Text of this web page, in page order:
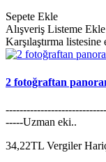
Sepete Ekle
Alışveriş Listeme Ekle
Karşılaştırma listesine
2 fotoğraftan
-----Uzman eki..
34,22TL Vergiler